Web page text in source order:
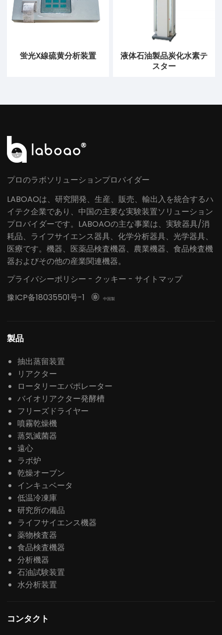
蛍光X線硫黄分析装置
液体石油製品炭化水素テ
スター
プロのラボソリューションプロバイダー
LABOAOは、研究開発、生産、販売、輸出入を統合するハ
イテク企業であり、中国の主要な実験装置ソリューション
プロバイダーです。LABOAOの主な事業は、実験器具/消
耗品、ライフサイエンス器具、化学分析器具、光学器具、
医療です。機器、医薬品検査機器、農業機器、食品検査機
器およびその他の産業関連機器。
プライバシーポリシー - クッキー - サイトマップ
豫ICP备18035501号-1
 中国製
製品
抽出蒸留装置
リアクター
ロータリーエバポレーター
バイオリアクター発酵槽
フリーズドライヤー
噴霧乾燥機
蒸気滅菌器
遠心
ラボ炉
乾燥オーブン
インキュベータ
低温冷凍庫
研究所の備品
ライフサイエンス機器
薬物検査器
食品検査機器
分析機器
石油試験装置
水分析装置
コンタクト